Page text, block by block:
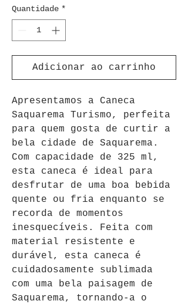
Quantidade *
Adicionar ao carrinho
Apresentamos a Caneca
Saquarema Turismo, perfeita
para quem gosta de curtir a
bela cidade de Saquarema.
Com capacidade de 325 ml,
esta caneca é ideal para
desfrutar de uma boa bebida
quente ou fria enquanto se
recorda de momentos
inesquecíveis. Feita com
material resistente e
durável, esta caneca é
cuidadosamente sublimada
com uma bela paisagem de
Saquarema, tornando-a o